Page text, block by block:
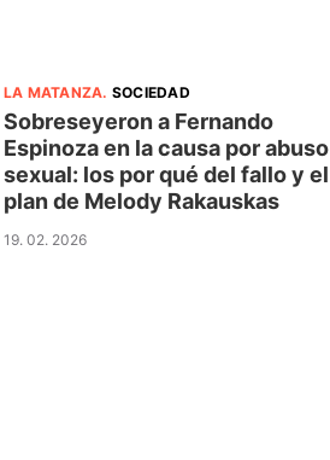
LA MATANZA. SOCIEDAD
Sobreseyeron a Fernando
Espinoza en la causa por abuso
sexual: los por qué del fallo y el
plan de Melody Rakauskas
19. 02. 2026